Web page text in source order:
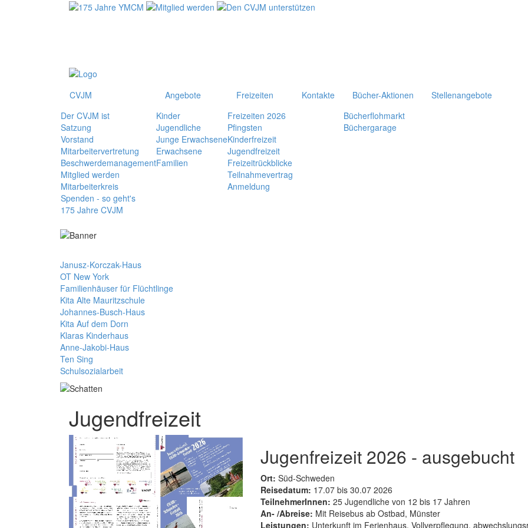
CVJM
Der CVJM ist
Satzung
Vorstand
Mitarbeitervertretung
Beschwerdemanagement
Mitglied werden
Mitarbeiterkreis
Spenden - so geht's
175 Jahre CVJM
Angebote
Kinder
Jugendliche
Junge Erwachsene
Erwachsene
Familien
Freizeiten
Freizeiten 2026
Pfingsten
Kinderfreizeit
Jugendfreizeit
Freizeitrückblicke
Teilnahmevertrag
Anmeldung
Kontakte
Bücher-Aktionen
Bücherflohmarkt
Büchergarage
Stellenangebote
Janusz-Korczak-Haus
OT New York
Familienhäuser für Flüchtlinge
Kita Alte Mauritzschule
Johannes-Busch-Haus
Kita Auf dem Dorn
Klaras Kinderhaus
Anne-Jakobi-Haus
Ten Sing
Schulsozialarbeit
Jugendfreizeit
Jugenfreizeit 2026 - ausgebucht
Ort: Süd-Schweden
Reisedatum: 17.07 bis 30.07 2026
TeilnehmerInnen: 25 Jugendliche von 12 bis 17 Jahren
An- /Abreise: Mit Reisebus ab Ostbad, Münster
Leistungen: Unterkunft im Ferienhaus, Vollverpflegung,